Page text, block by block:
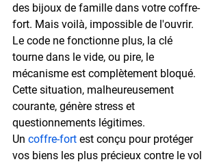
des bijoux de famille dans votre coffre-
fort. Mais voilà, impossible de l'ouvrir.
Le code ne fonctionne plus, la clé
tourne dans le vide, ou pire, le
mécanisme est complètement bloqué.
Cette situation, malheureusement
courante, génère stress et
questionnements légitimes.
Un coffre-fort est conçu pour protéger
vos biens les plus précieux contre le vol